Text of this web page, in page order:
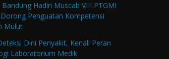
Hadiri Muscab VIII PTGMI
Penguatan Kompetensi
Mulut
Dini Penyakit, Kenali Peran
Laboratorium Medik